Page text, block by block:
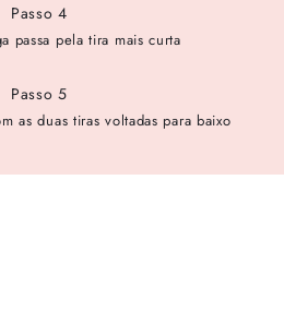
Passo 4
passa pela tira mais curta
Passo 5
as duas tiras voltadas para baixo